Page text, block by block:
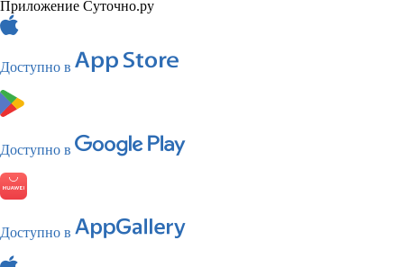
Приложение Суточно.ру
Доступно в
Доступно в
Доступно в